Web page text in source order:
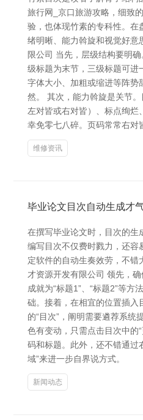
旅行网_京口旅游攻略，细致
验，也体现竹素的专科性。在
绪明晰、能力斡旋和视觉好意
限公司 当先，层级结构要明
级标题为末节，三级标题可进
字体大小、加粗或缩进等阵势
然。 其次，能力斡旋是关节
左对皆或右对皆）、标点绚烂
幸免零七八碎。页码常常右对
维修资讯
毕业论文目次自动生成才
在撰写毕业论文时，目次的生
编写目次不仅费时戮力，还容
定软件的自动生奏效劳，不错
才资源开发有限公司 领先，
成就为“标题1”、“标题2”等方
础。接着，在相宜的位置插入
的“目次”，阐明需要遴荐系统
色有变动，只需点击目次中的
码和标题。此外，还不错通过
域”来进一步自界说方式。
新闻动态